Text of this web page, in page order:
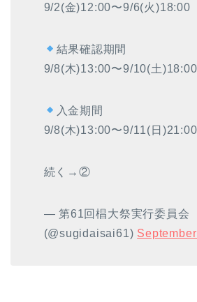
9/2(金)12:00〜9/6(火)18:00
結果確認期間
9/8(木)13:00〜9/10(土)18:00
入金期間
9/8(木)13:00〜9/11(日)21:00
続く→②
— 第61回椙大祭実行委員会
(@sugidaisai61)